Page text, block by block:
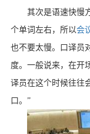
其次是语速快慢
个单词左右，所以会
也不要太慢。口译员
度。一般说来，在开
译员在这个时候往往
口。”